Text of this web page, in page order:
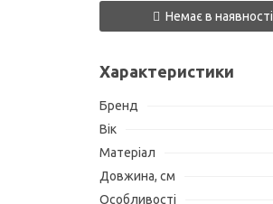
Немає в наявності
Характеристики
Бренд
Вік
Матеріал
Довжина, см
Особливості